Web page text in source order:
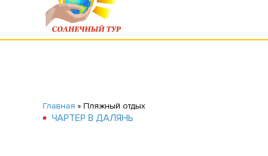
Главная » Пляжный отдых
ЧАРТЕР В ДАЛЯНЬ